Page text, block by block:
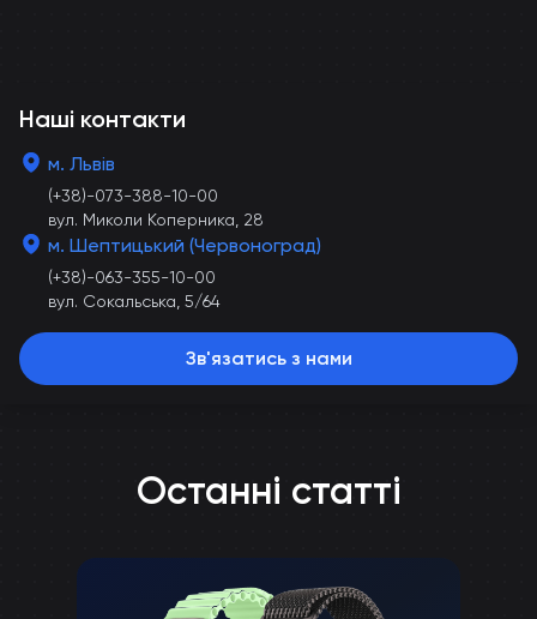
Наші контакти
м. Львів
(+38)-073-388-10-00
вул. Миколи Коперника, 28
м. Шептицький (Червоноград)
(+38)-063-355-10-00
вул. Сокальська, 5/64
Зв'язатись з нами
Останні статті